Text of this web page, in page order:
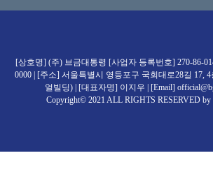
[상호명] (주) 브금대통령 [사업자 등록번호] 270-86-
0000 | [주소] 서울특별시 영등포구 국회대로28길 17,
얼빌딩) | [대표자명] 이지우 | [Email]
Copyright© 2021 ALL RIGHTS RESERVED by